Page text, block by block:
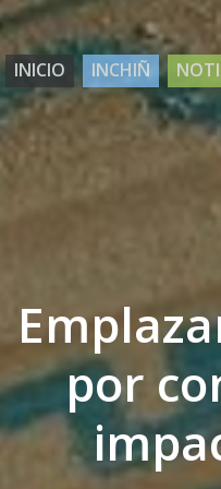
INICIO INCHIÑ
por